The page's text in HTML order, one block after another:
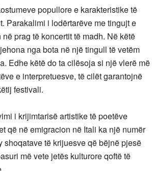
popullore e karakteristike të
Parakalimi i lodërtarëve me tingujt e
prag të koncertit të madh. Në këtë
nga bota në një tingull të vetëm
Edhe këtë do ta cilësoja si një vlerë më
e interpretuesve, të cilët garantojnë
festivali.
i krijimtarisë artistike të poetëve
që në emigracion në Itali ka një numër
shoqatave të krijuesve që bëjnë pjesë
më vete jetës kulturore qoftë të